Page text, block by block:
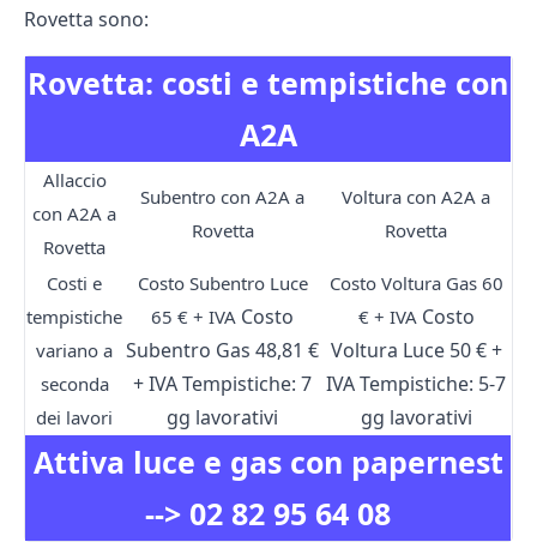
Rovetta sono:
Attiva luce e gas con papernest
--> 02 82 95 64 08
Rovetta: costi e tempistiche con
A2A
Allaccio
con A2A a
Rovetta
Subentro con A2A a
Rovetta
Voltura con A2A a
Rovetta
Costi e
tempistiche
variano a
seconda
dei lavori
Costo Subentro Luce
65 € + IVA Costo
Subentro Gas 48,81 €
+ IVATempistiche: 7
gg lavorativi
Costo Voltura Gas 60
€ + IVA Costo
Voltura Luce 50 € +
IVATempistiche: 5-7
gg lavorativi